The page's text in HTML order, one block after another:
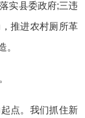
实县委政府;三违
推进农村厕所革
。
点。我们抓住新